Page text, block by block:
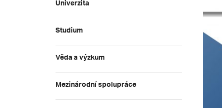
Univerzita
Studium
Věda a výzkum
Mezinárodní spolupráce